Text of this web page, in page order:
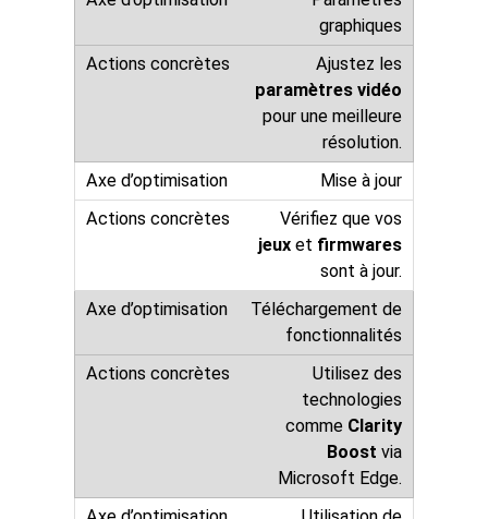
graphiques
Ajustez les
paramètres vidéo
pour une meilleure
résolution.
Mise à jour
Vérifiez que vos
jeux et firmwares
sont à jour.
Téléchargement de
fonctionnalités
Utilisez des
technologies
comme Clarity
Boost via
Microsoft Edge.